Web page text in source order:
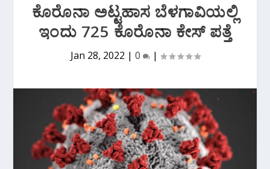
ಕೊರೊನಾ ಅಟ್ಟಹಾಸ ಬೆಳಗಾವಿಯಲ್ಲಿ
ಇಂದು 725 ಕೊರೊನಾ ಕೇಸ್ ಪತ್ತೆ
Jan 28, 2022 | 0 |